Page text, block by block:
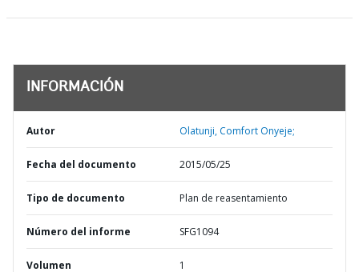
INFORMACIÓN
Autor Olatunji, Comfort Onyeje;
Fecha del documento 2015/05/25
Tipo de documento Plan de reasentamiento
Número del informe SFG1094
Volumen 1